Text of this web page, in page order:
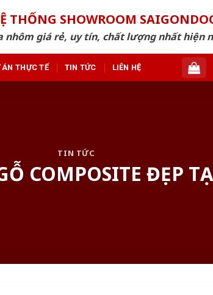
THỐNG SHOWROOM
nhôm giá rẻ, uy tín, chất lượng nhất hiện
ÁN THỰC TẾ TIN TỨC LIÊN HỆ
TIN TỨC
COMPOSITE ĐẸP